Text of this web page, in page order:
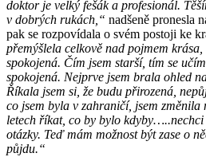
doktor je velký fešák a profesionál.
v dobrých rukách,“ nadšeně pronesla
pak se rozpovídala o svém postoji ke
přemýšlela celkově nad pojmem krása,
spokojená. Čím jsem starší, tím se
spokojená. Nejprve jsem brala ohled
Říkala jsem si, že budu přirozená,
co jsem byla v zahraničí, jsem změnila
letech říkat, co by bylo kdyby…..nechci
otázky. Teď mám možnost být zase o
půjdu.“